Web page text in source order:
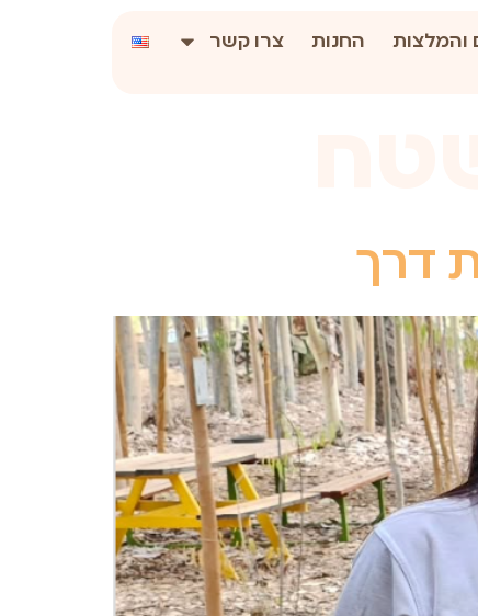
והמלצות החנות צרו קשר
דרך